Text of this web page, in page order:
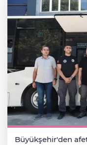
Büyükşehir'den